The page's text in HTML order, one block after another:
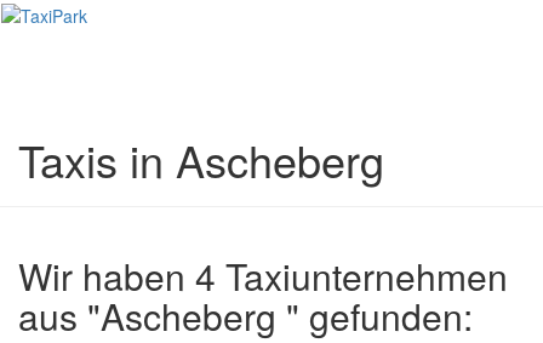
Taxis in Ascheberg
Wir haben 4 Taxiunternehmen
aus "Ascheberg " gefunden: